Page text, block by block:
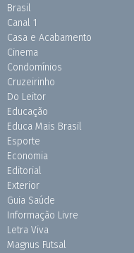
Brasil
Canal 1
Casa e Acabamento
Cinema
Condomínios
Cruzeirinho
Do Leitor
Educação
Educa Mais Brasil
Esporte
Economia
Editorial
Exterior
Guia Saúde
Informação Livre
Letra Viva
Magnus Futsal